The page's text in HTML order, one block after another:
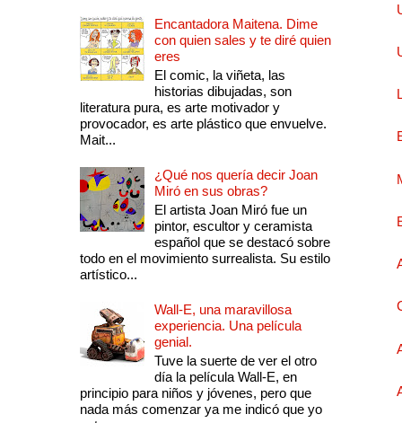
Encantadora Maitena. Dime
con quien sales y te diré quien
eres
El comic, la viñeta, las
historias dibujadas, son
literatura pura, es arte motivador y
provocador, es arte plástico que envuelve.
Mait...
¿Qué nos quería decir Joan
Miró en sus obras?
El artista Joan Miró fue un
pintor, escultor y ceramista
español que se destacó sobre
todo en el movimiento surrealista. Su estilo
artístico...
Wall-E, una maravillosa
experiencia. Una película
genial.
Tuve la suerte de ver el otro
día la película Wall-E, en
principio para niños y jóvenes, pero que
nada más comenzar ya me indicó que yo